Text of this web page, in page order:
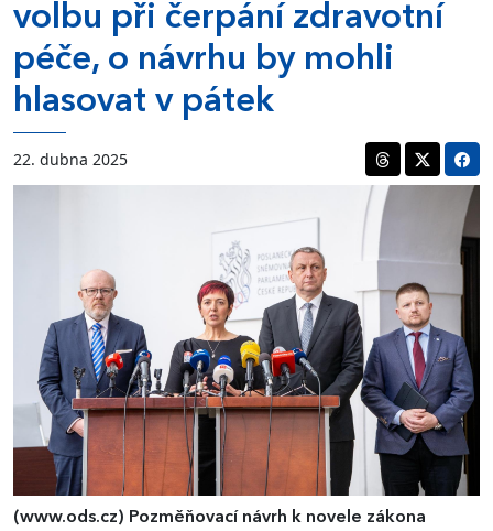
volbu při čerpání zdravotní
péče, o návrhu by mohli
hlasovat v pátek
22. dubna 2025
(www.ods.cz) Pozměňovací návrh k novele zákona